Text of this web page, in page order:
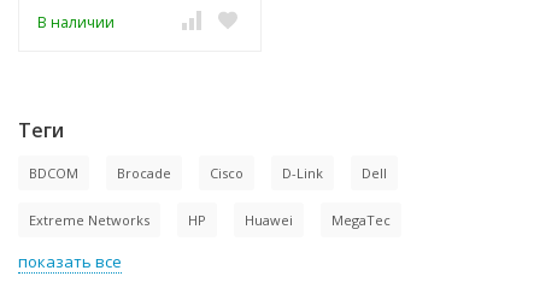
В наличии
Теги
BDCOM Brocade Cisco D-Link Dell
Extreme Networks HP Huawei MegaTec
показать все